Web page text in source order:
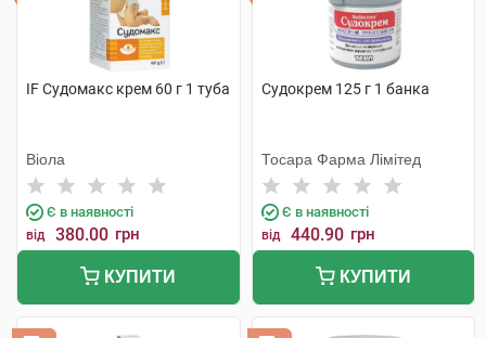
IF Судомакс крем 60 г 1 туба
Віола
Є в наявності
від 380.00 грн
КУПИТИ
Судокрем 125 г 1 банка
Тосара Фарма Лімітед
Є в наявності
від 440.90 грн
КУПИТИ